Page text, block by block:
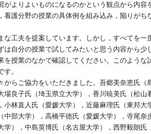
がよりよいものになるのかという観点から内容
看護分野の授業の具体例を組み込み，陥りがち
工夫を提案しています。しかし，すべてを一
は自分の授業で試してみたいと思う内容から少
を授業のなかで確認してください。このような
。
らご協力をいただきました。吾郷美奈恵氏（
場良子氏（埼玉県立大学），香川暁美氏（松山
小林直人氏（愛媛大学），近藤麻理氏（東邦大
中部大学），高橋平徳氏（愛媛大学），寺尾奈
学），中島英博氏（名古屋大学），西野毅朗氏